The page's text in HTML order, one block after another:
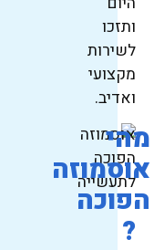
ותזכו
לשירות
מקצועי
ואדיב.
מהי
אוסמוזה
הפוכה
?